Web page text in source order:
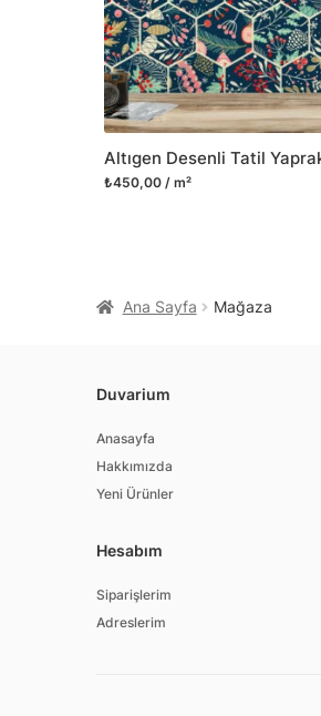
₺450,00 / m²
Ana Sayfa Mağaza
Duvarium
Anasayfa
Hakkımızda
Yeni Ürünler
Hesabım
Siparişlerim
Adreslerim